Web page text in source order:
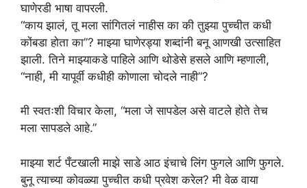
घाणेरडी भाषा वापरली.
“काय झालं, तू मला सांगितलं नाहीस का की तुझ्या पुच्चीत कधी
कोंबडा होता का”? माझ्या घाणेरड्या शब्दांनी बनू आणखी उत्साहित
झाली. तिने माझ्याकडे पाहिले आणि थोडेसे हसले आणि म्हणाली,
“नाही, मी यापूर्वी कधीही कोणाला चोदले नाही”?
मी स्वतःशी विचार केला, “मला जे सापडेल असे वाटले होते तेच
मला सापडले आहे.”
माझ्या शर्ट पँटखाली माझे साडे आठ इंचाचे लिंग फुगले आणि फुगले.
बुनू त्याच्या कोवळ्या पुच्चीत कधी प्रवेश करेल? मी वेळ वाया